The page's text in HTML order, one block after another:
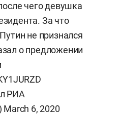
чего девушка
За что
не признался
о предложении
РИА
March 6, 2020